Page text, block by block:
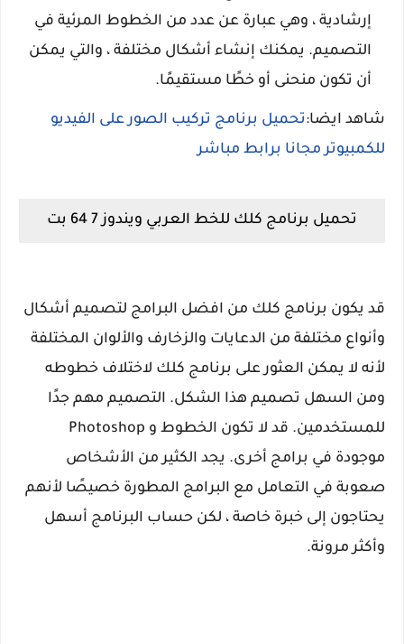
إرشادية ، وهي عبارة عن عدد من الخطوط المرئية في
التصميم. يمكنك إنشاء أشكال مختلفة ، والتي يمكن
أن تكون منحنى أو خطًا مستقيمًا.
شاهد ايضا:تحميل برنامج تركيب الصور على الفيديو
للكمبيوتر مجانا برابط مباشر
تحميل برنامج كلك للخط العربي ويندوز 7 64 بت
قد يكون برنامج كلك من افضل البرامج لتصميم أشكال
وأنواع مختلفة من الدعايات والزخارف والألوان المختلفة
لأنه لا يمكن العثور على برنامج كلك لاختلاف خطوطه
ومن السهل تصميم هذا الشكل. التصميم مهم جدًا
للمستخدمين. قد لا تكون الخطوط و Photoshop
موجودة في برامج أخرى. يجد الكثير من الأشخاص
صعوبة في التعامل مع البرامج المطورة خصيصًا لأنهم
يحتاجون إلى خبرة خاصة ، لكن حساب البرنامج أسهل
وأكثر مرونة.